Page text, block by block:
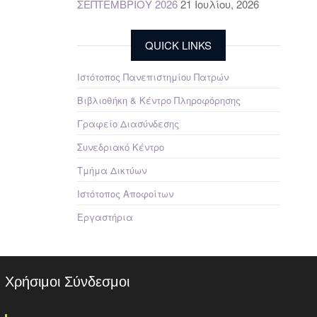
ΣΕΠΤΕΜΒΡΙΟΥ 2026 21 Ιουλίου, 2026
QUICK LINKS
Ιστότοπος Πανεπιστημίου Πατρών
Βιβλιοθήκη & Κέντρο Πληροφόρησης
Γραφείο Διασύνδεσης
Συνεδριακό Κέντρο
Τμήμα Δικτύων
Ιστότοπος Αποφοίτων
Εργαστήρια
Χρήσιμοι Σύνδεσμοι